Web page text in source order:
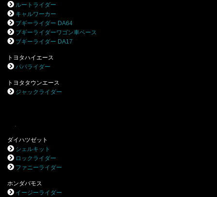
ルートライダー
キャルワーカー
ブギーライダー DA64
ブギーライダーワゴン車ベース
ブギーライダー DA17
トヨタハイエース
パパライダー
トヨタタウンエース
ジャックライダー
.
ダイハツゼット
シェルキット
ロックライダー
ファニーライダー
ホンダバモス
イージーライダー